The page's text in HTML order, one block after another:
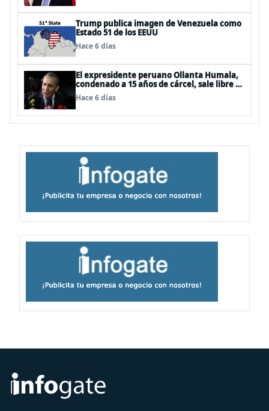
Trump publica imagen de Venezuela como
Estado 51 de los EEUU
Hace 6 días
El expresidente peruano Ollanta Humala,
condenado a 15 años de cárcel, sale libre al
anularse su caso
Hace 6 días